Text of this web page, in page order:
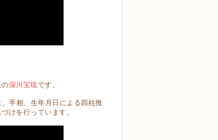
深川宝琉です。
手相、生年月日による四柱推
けを行っています。